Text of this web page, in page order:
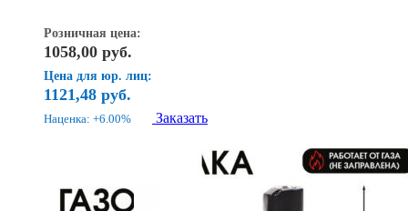
Розничная цена:
1058,00 руб.
Цена для юр. лиц:
1121,48 руб.
Наценка: +6.00% Заказать